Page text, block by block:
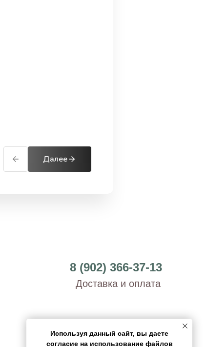
Далее
Доставка и оплата
8 (902) 366-37-13
Используя данный сайт, вы даете
согласие на использование файлов